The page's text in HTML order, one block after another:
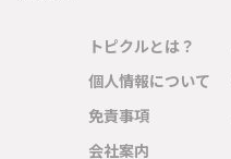
トピクルとは？
個人情報について
免責事項
会社案内